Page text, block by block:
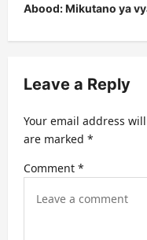
n
a
i
a
i
Abood: Mikutano ya
Leave a Reply
Your email address
are marked *
Comment *